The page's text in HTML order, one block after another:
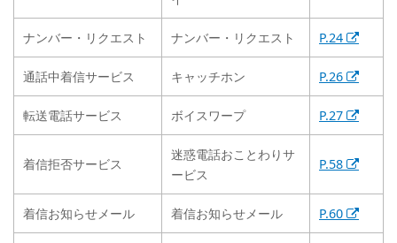
ナンバー・リクエスト ナンバー・リクエスト P.24
通話中着信サービス キャッチホン P.26
転送電話サービス ボイスワープ P.27
着信拒否サービス
迷惑電話おことわりサ
ービス
P.58
着信お知らせメール 着信お知らせメール P.60